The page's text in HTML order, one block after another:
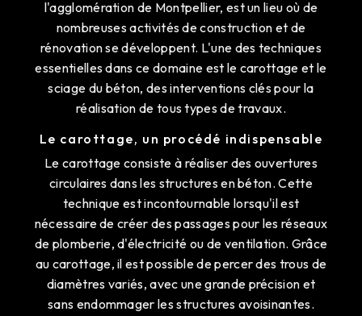
l'agglomération de Montpellier, est un lieu où de
nombreuses activités de construction et de
rénovation se développent. L'une des techniques
essentielles dans ce domaine est le carottage et le
sciage du béton, des interventions clés pour la
réalisation de tous types de travaux.
Le carottage, un procédé indispensable
Le carottage consiste à réaliser des ouvertures
circulaires dans les structures en béton. Cette
technique est incontournable lorsqu'il est
nécessaire de créer des passages pour les réseaux
de plomberie, d'électricité ou de ventilation. Grâce
au carottage, il est possible de percer des trous de
diamètres variés, avec une grande précision et
sans endommager les structures avoisinantes.